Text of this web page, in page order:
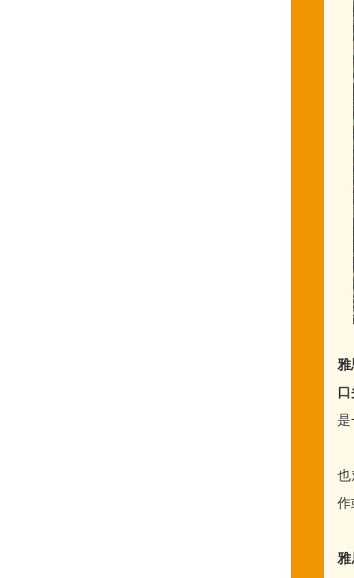
雅
也
作
雅